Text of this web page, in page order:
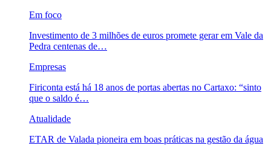
Em foco
Investimento de 3 milhões de euros promete gerar em Vale da
Pedra centenas de…
Empresas
Firiconta está há 18 anos de portas abertas no Cartaxo: “sinto
que o saldo é…
Atualidade
ETAR de Valada pioneira em boas práticas na gestão da água